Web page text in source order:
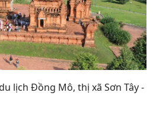
lịch Đồng Mô, thị xã Sơn Tây -